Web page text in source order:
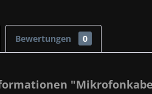
Bewertungen 0